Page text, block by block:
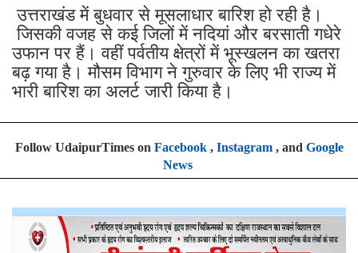
उत्तराखंड में बुधवार से मूसलाधार बारिश हो रही है।
जिसकी वजह से कई जिलों में नदियां और बरसाती गधेरे
उफान पर हैं। वहीं पर्वतीय क्षेत्रों में भूस्खलन का खतरा
बढ़ गया है। मौसम विभाग ने गुरुवार के लिए भी राज्य में
भारी बारिश का अलर्ट जारी किया है।
Follow UdaipurTimes on Facebook, Instagram, and Google
News